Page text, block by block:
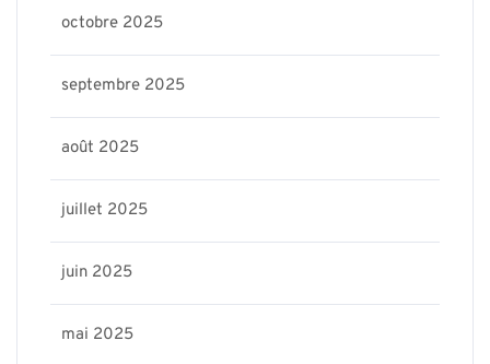
octobre 2025
septembre 2025
août 2025
juillet 2025
juin 2025
mai 2025